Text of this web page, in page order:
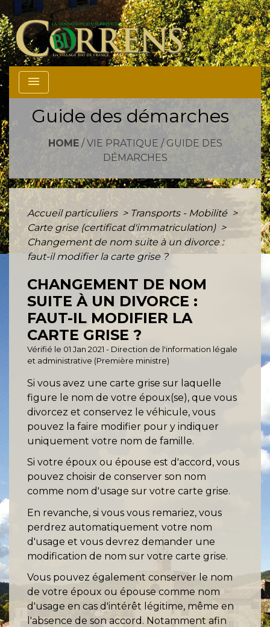
menu
Guide des démarches
HOME/ VIE PRATIQUE / GUIDE DES
DÉMARCHES
Accueil particuliers > Transports - Mobilité >
Carte grise (certificat d'immatriculation) >
Changement de nom suite à un divorce :
faut-il modifier la carte grise ?
CHANGEMENT DE NOM
SUITE À UN DIVORCE :
FAUT-IL MODIFIER LA
CARTE GRISE ?
Vérifié le 01 Jan 2021 - Direction de l'information légale
et administrative (Première ministre)
Si vous avez une carte grise sur laquelle
figure le nom de votre époux(se), que vous
divorcez et conservez le véhicule, vous
pouvez la faire modifier pour y indiquer
uniquement votre nom de famille.
Si votre époux ou épouse est d'accord, vous
pouvez choisir de conserver son nom
comme nom d'usage sur votre carte grise.
En revanche, si vous vous remariez, vous
perdrez automatiquement votre nom
d'usage et vous devrez demander une
modification de nom sur votre carte grise.
Vous pouvez également conserver le nom
de votre époux ou épouse comme nom
d'usage en cas d'intérêt légitime, même en
l'absence de son accord. Notamment afin